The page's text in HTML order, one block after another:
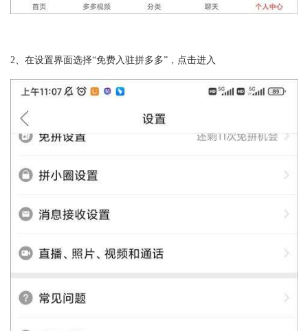
2、在设置界面选择“免费入驻拼多多”，点击进入